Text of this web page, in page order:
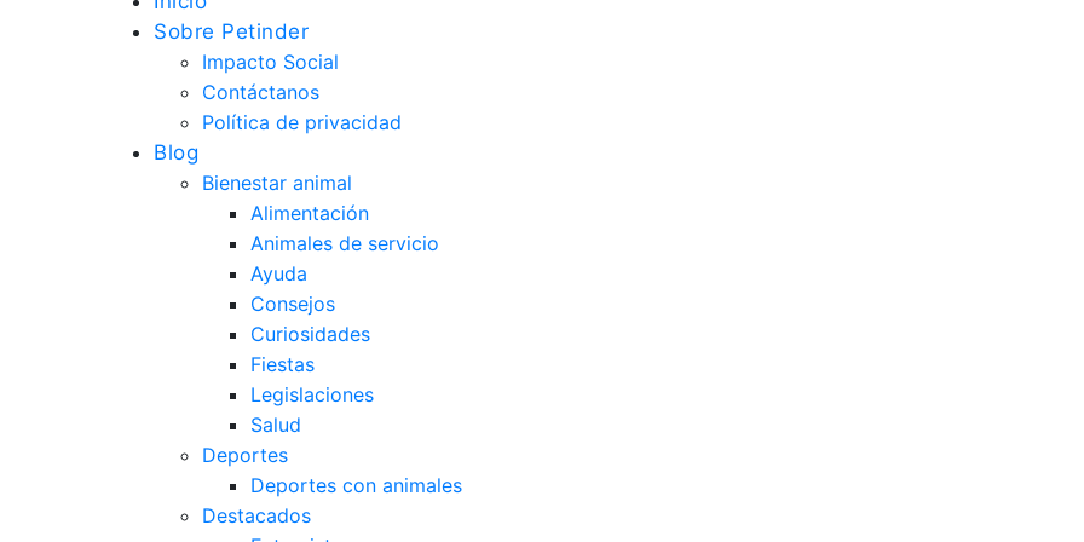
Sobre Petinder
Impacto Social
Contáctanos
Política de privacidad
Blog
Bienestar animal
Alimentación
Animales de servicio
Ayuda
Consejos
Curiosidades
Fiestas
Legislaciones
Salud
Deportes
Deportes con animales
Destacados